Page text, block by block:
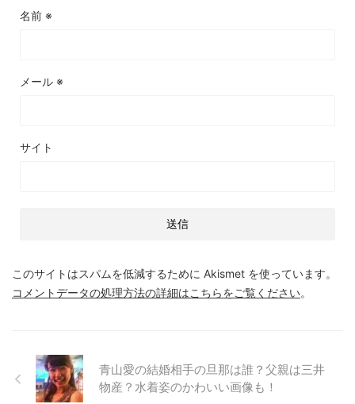
名前 ※
メール ※
サイト
このサイトはスパムを低減するために Akismet を使っています。
コメントデータの処理方法の詳細はこちらをご覧ください。
青山愛の結婚相手の旦那は誰？父親は三井
物産？水着姿のかわいい画像も！